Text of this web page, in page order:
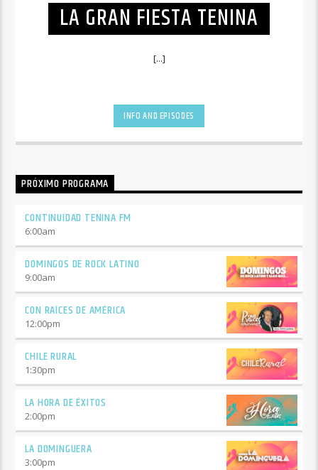
LA GRAN FIESTA TENINA
[...]
INFO AND EPISODES
PRÓXIMO PROGRAMA
CONTINUIDAD TENINA FM
6:00am
DOMINGOS DE ROCK LATINO
9:00am
CON RAÍCES DE AMÉRICA
12:00pm
CHILE RURAL
1:30pm
LA HORA DE ÉXITOS
2:00pm
LA DOMINGUERA
3:00pm